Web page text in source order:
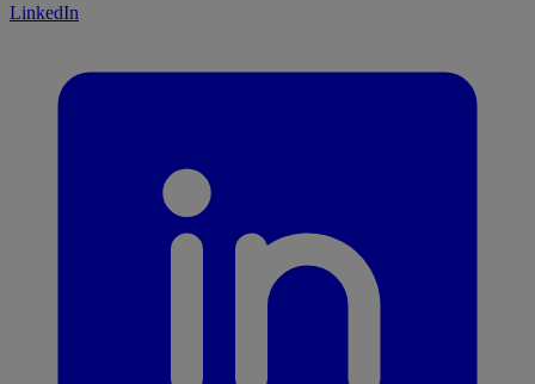
LinkedIn